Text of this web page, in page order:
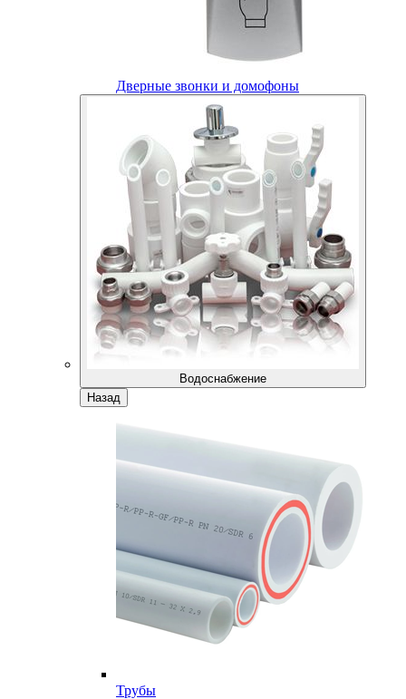
Дверные звонки и домофоны
Водоснабжение
Назад
Трубы